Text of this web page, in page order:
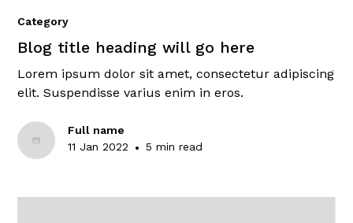
Category
Blog title heading will go here
Lorem ipsum dolor sit amet, consectetur adipiscing
elit. Suspendisse varius enim in eros.
Full name
11 Jan 2022
• 5 min read